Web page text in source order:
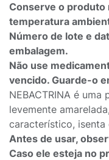
Conserve o produto
temperatura
Número de lote e
embalagem.
Não use
vencido. Guarde-o
NEBACTRINA é
levemente
característico, isenta
Antes de usar,
Caso ele esteja no